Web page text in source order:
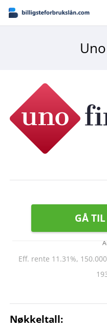
GÅ
Eff. rente 11.31%,
Nøkkeltall: